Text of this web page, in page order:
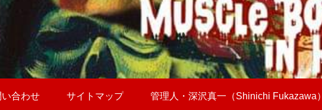
い合わせ サイトマップ 管理人・深沢真一（Shinichi Fukazawa）